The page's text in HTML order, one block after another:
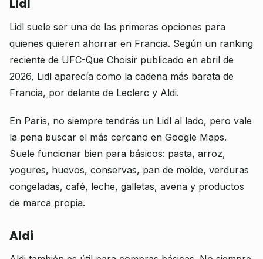
Lidl
Lidl suele ser una de las primeras opciones para
quienes quieren ahorrar en Francia. Según un ranking
reciente de UFC-Que Choisir publicado en abril de
2026, Lidl aparecía como la cadena más barata de
Francia, por delante de Leclerc y Aldi.
En París, no siempre tendrás un Lidl al lado, pero vale
la pena buscar el más cercano en Google Maps.
Suele funcionar bien para básicos: pasta, arroz,
yogures, huevos, conservas, pan de molde, verduras
congeladas, café, leche, galletas, avena y productos
de marca propia.
Aldi